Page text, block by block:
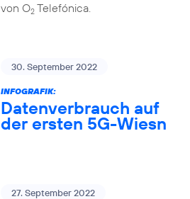
von O2Telefónica.
30. September 2022
INFOGRAFIK:
Datenverbrauch auf
der ersten 5G-Wiesn
27. September 2022